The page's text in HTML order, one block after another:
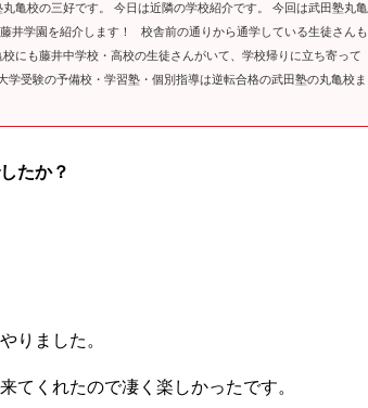
亀校の三好です。 今日は近隣の学校紹介です。 今回は武田塾丸亀
井学園を紹介します！ 校舎前の通りから通学している生徒さんも
にも藤井中学校・高校の生徒さんがいて、学校帰りに立ち寄って
学受験の予備校・学習塾・個別指導は逆転合格の武田塾の丸亀校ま
たか？
りました。
てくれたので凄く楽しかったです。